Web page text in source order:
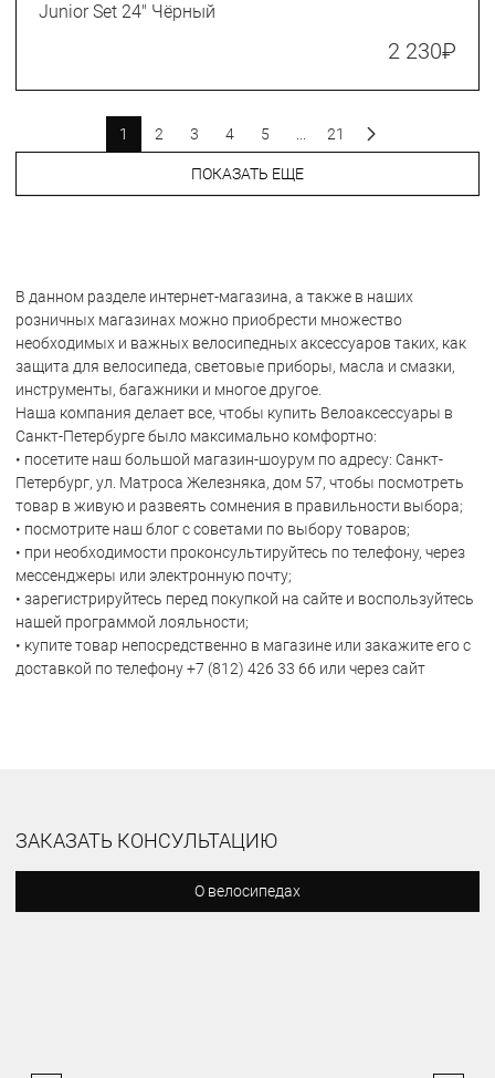
Junior Set 24" Чёрный
2 230₽
ПОКАЗАТЬ ЕЩЕ
1 2 3 4 5 21
В данном разделе интернет-магазина, а также в наших
розничных магазинах можно приобрести множество
необходимых и важных велосипедных аксессуаров таких, как
защита для велосипеда, световые приборы, масла и смазки,
инструменты, багажники и многое другое.
Наша компания делает все, чтобы купить Велоаксессуары в
Санкт-Петербурге было максимально комфортно:
• посетите наш большой магазин-шоурум по адресу: Санкт-
Петербург, ул. Матроса Железняка, дом 57, чтобы посмотреть
товар в живую и развеять сомнения в правильности выбора;
• посмотрите наш блог с советами по выбору товаров;
• при необходимости проконсультируйтесь по телефону, через
мессенджеры или электронную почту;
• зарегистрируйтесь перед покупкой на сайте и воспользуйтесь
нашей программой лояльности;
• купите товар непосредственно в магазине или закажите его с
доставкой по телефону +7 (812) 426 33 66 или через сайт
ЗАКАЗАТЬ КОНСУЛЬТАЦИЮ
О велосипедах